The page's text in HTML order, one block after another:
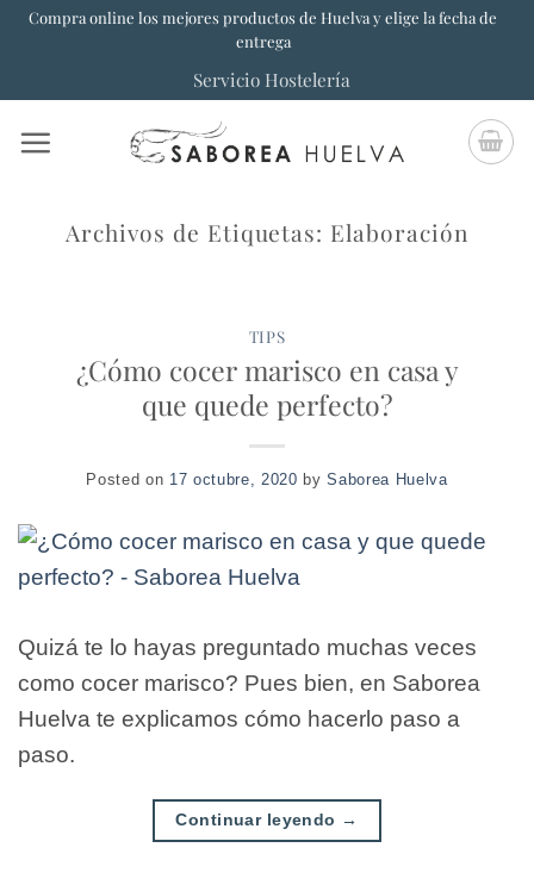
SaltarCompra online los mejores productos de Huelva y elige la fecha de
entrega
Servicio Hostelería
Archivos de Etiquetas: Elaboración
TIPS
¿Cómo cocer marisco en casa y
que quede perfecto?
Posted on 17 octubre, 2020 bySaborea Huelva
Quizá te lo hayas preguntado muchas veces
como cocer marisco? Pues bien, en Saborea
Huelva te explicamos cómo hacerlo paso a
paso.
Continuar leyendo →